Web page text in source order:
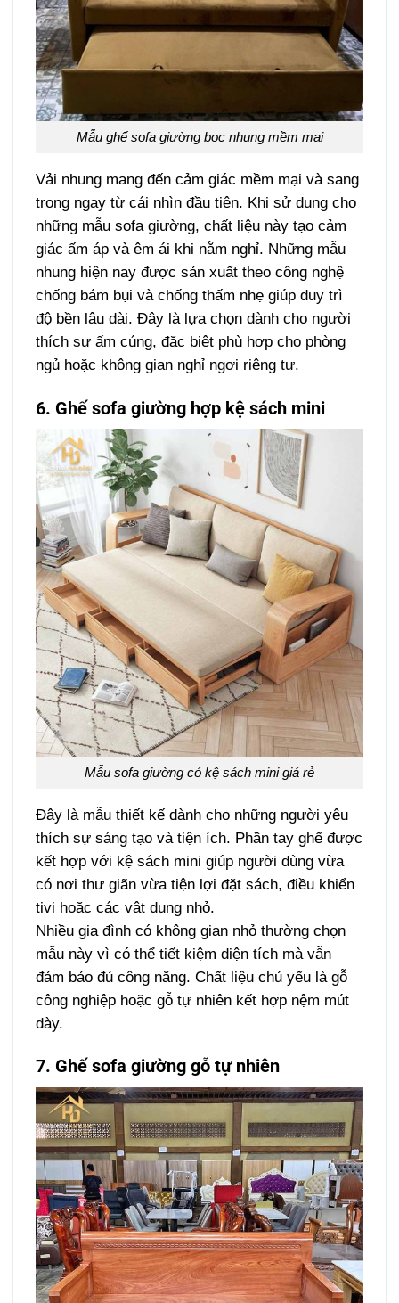
Mẫu ghế sofa giường bọc nhung mềm mại
Vải nhung mang đến cảm giác mềm mại và sang
trọng ngay từ cái nhìn đầu tiên. Khi sử dụng cho
những mẫu sofa giường, chất liệu này tạo cảm
giác ấm áp và êm ái khi nằm nghỉ. Những mẫu
nhung hiện nay được sản xuất theo công nghệ
chống bám bụi và chống thấm nhẹ giúp duy trì
độ bền lâu dài. Đây là lựa chọn dành cho người
thích sự ấm cúng, đặc biệt phù hợp cho phòng
ngủ hoặc không gian nghỉ ngơi riêng tư.
6. Ghế sofa giường hợp kệ sách mini
Mẫu sofa giường có kệ sách mini giá rẻ
Đây là mẫu thiết kế dành cho những người yêu
thích sự sáng tạo và tiện ích. Phần tay ghế được
kết hợp với kệ sách mini giúp người dùng vừa
có nơi thư giãn vừa tiện lợi đặt sách, điều khiển
tivi hoặc các vật dụng nhỏ.
Nhiều gia đình có không gian nhỏ thường chọn
mẫu này vì có thể tiết kiệm diện tích mà vẫn
đảm bảo đủ công năng. Chất liệu chủ yếu là gỗ
công nghiệp hoặc gỗ tự nhiên kết hợp nệm mút
dày.
7. Ghế sofa giường gỗ tự nhiên